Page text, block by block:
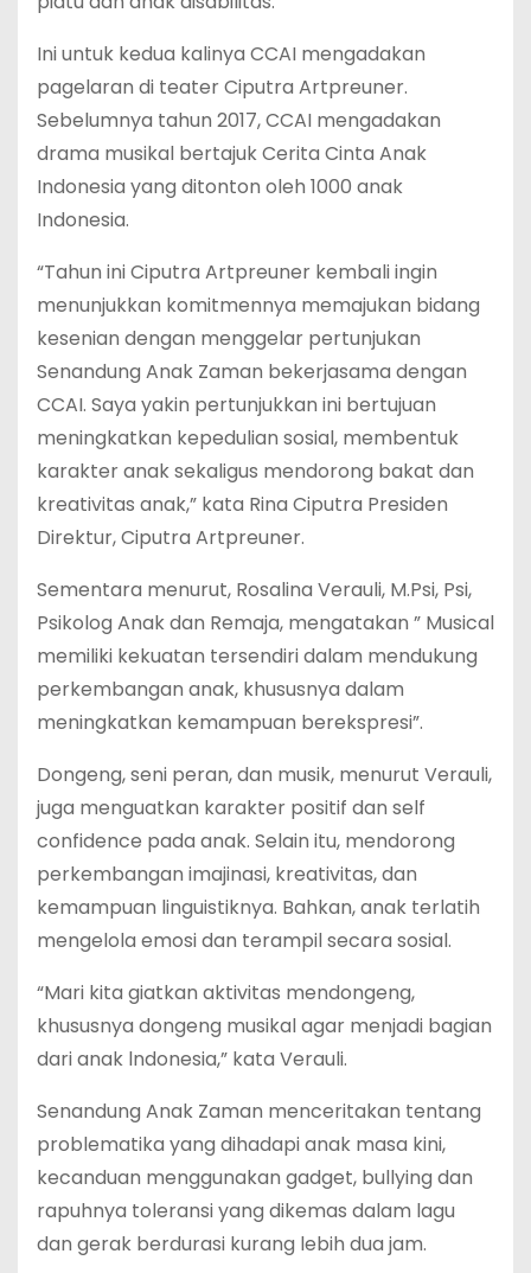
Ini untuk kedua kalinya CCAI mengadakan
pagelaran di teater Ciputra Artpreuner.
Sebelumnya tahun 2017, CCAI mengadakan
drama musikal bertajuk Cerita Cinta Anak
Indonesia yang ditonton oleh 1000 anak
Indonesia.
“Tahun ini Ciputra Artpreuner kembali ingin
menunjukkan komitmennya memajukan bidang
kesenian dengan menggelar pertunjukan
Senandung Anak Zaman bekerjasama dengan
CCAI. Saya yakin pertunjukkan ini bertujuan
meningkatkan kepedulian sosial, membentuk
karakter anak sekaligus mendorong bakat dan
kreativitas anak,” kata Rina Ciputra Presiden
Direktur, Ciputra Artpreuner.
Sementara menurut, Rosalina Verauli, M.Psi, Psi,
Psikolog Anak dan Remaja, mengatakan ” Musical
memiliki kekuatan tersendiri dalam mendukung
perkembangan anak, khususnya dalam
meningkatkan kemampuan berekspresi”.
Dongeng, seni peran, dan musik, menurut Verauli,
juga menguatkan karakter positif dan self
confidence pada anak. Selain itu, mendorong
perkembangan imajinasi, kreativitas, dan
kemampuan linguistiknya. Bahkan, anak terlatih
mengelola emosi dan terampil secara sosial.
“Mari kita giatkan aktivitas mendongeng,
khususnya dongeng musikal agar menjadi bagian
dari anak lndonesia,” kata Verauli.
Senandung Anak Zaman menceritakan tentang
problematika yang dihadapi anak masa kini,
kecanduan menggunakan gadget, bullying dan
rapuhnya toleransi yang dikemas dalam lagu
dan gerak berdurasi kurang lebih dua jam.